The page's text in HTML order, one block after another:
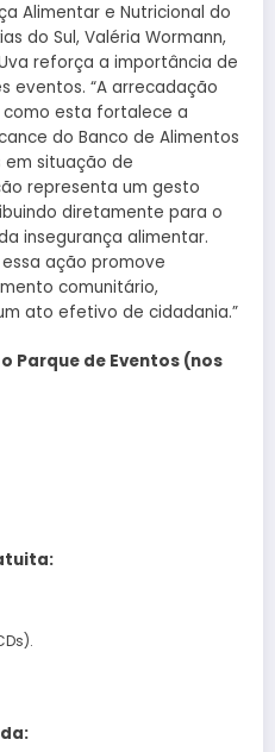
Alimentar e Nutricional do
do Sul, Valéria Wormann,
reforça a importância de
eventos. “A arrecadação
esta fortalece a
do Banco de Alimentos
situação de
representa um gesto
diretamente para o
insegurança alimentar.
ação promove
comunitário,
ato efetivo de cidadania.”
Parque de Eventos (nos